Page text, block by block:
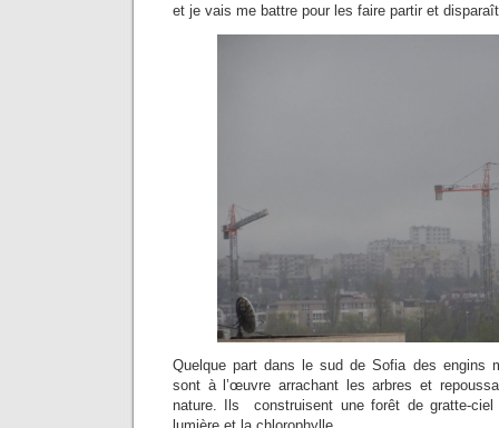
et je vais me battre pour les faire partir et
Quelque part dans le sud de Sofia des engins
sont à l’œuvre arrachant les arbres et
nature. Ils construisent une forêt de gratte-